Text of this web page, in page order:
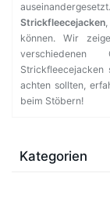
Strickfleecejacken
können. Wir
achten sollten,
beim Stöbern!
Kategorien